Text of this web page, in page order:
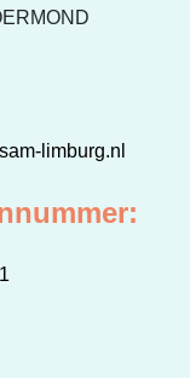
limburg.nl